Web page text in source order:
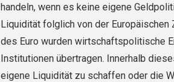
handeln, wenn es keine eigene
Liquidität folglich von der Europäischen
des Euro wurden wirtschaftspolitische
Institutionen übertragen. Innerhalb
eigene Liquidität zu schaffen oder die